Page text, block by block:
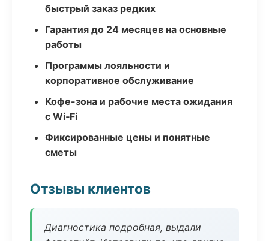
быстрый заказ редких
Гарантия до 24 месяцев на основные
работы
Программы лояльности и
корпоративное обслуживание
Кофе-зона и рабочие места ожидания
с Wi‑Fi
Фиксированные цены и понятные
сметы
Отзывы клиентов
Диагностика подробная, выдали